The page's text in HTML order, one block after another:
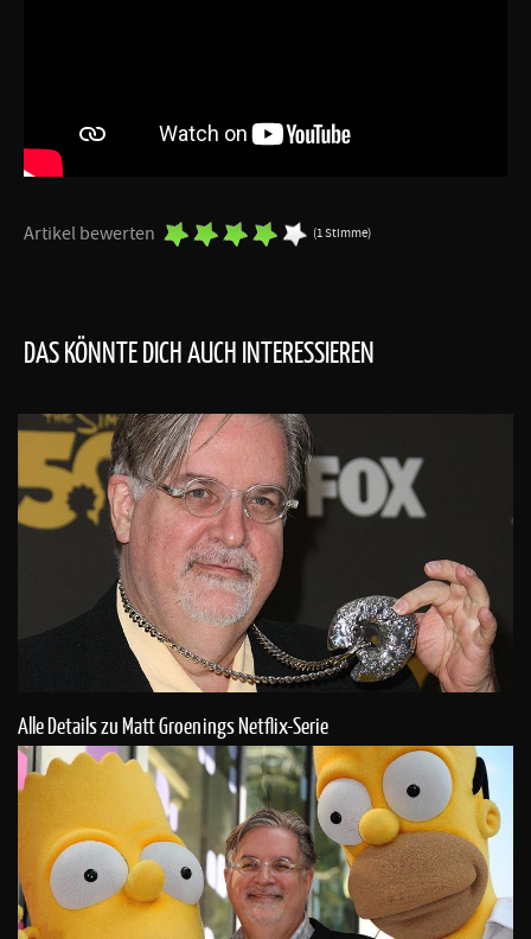
Artikel bewerten (1 Stimme)
DAS KÖNNTE DICH AUCH INTERESSIEREN
Alle Details zu Matt Groenings Netflix-Serie